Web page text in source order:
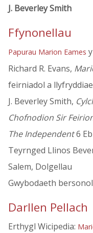
J. Beverley Smith
Ffynonellau
Papurau Marion Eames
Richard R. Evans,
feirniadol a
J. Beverley Smith,
Chofnodion Sir
The Independent6
Teyrnged Llinos
Salem, Dolgellau
Gwybodaeth bersonol
Darllen Pellach
Erthygl Wicipedia: